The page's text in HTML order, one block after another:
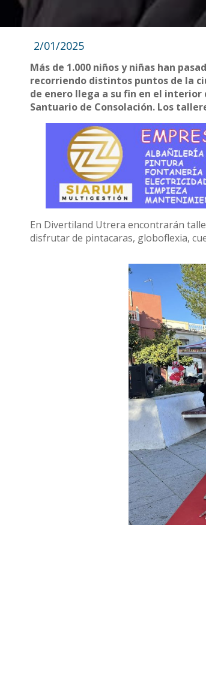
2/01/2025
Más de 1.000 niños y niñas han
recorriendo distintos puntos de la
de enero llega a su fin en el interior
Santuario de Consolación. Los
En Divertiland Utrera encontrarán
disfrutar de pintacaras, globoflexia,